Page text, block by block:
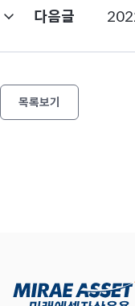
다음글
목록보기